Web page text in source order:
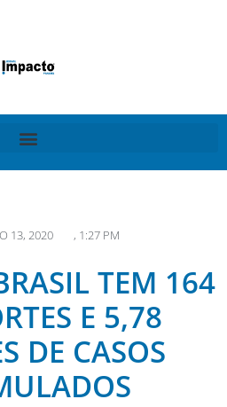
13, 2020 , 1:27 PM
TEM 164
E 5,78
DE CASOS